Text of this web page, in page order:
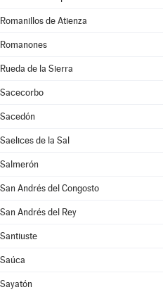
Romanillos de Atienza
Romanones
Rueda de la Sierra
Sacecorbo
Sacedón
Saelices de la Sal
Salmerón
San Andrés del Congosto
San Andrés del Rey
Santiuste
Saúca
Sayatón